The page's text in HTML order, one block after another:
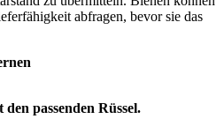
abfragen, bevor sie das
passenden Rüssel.